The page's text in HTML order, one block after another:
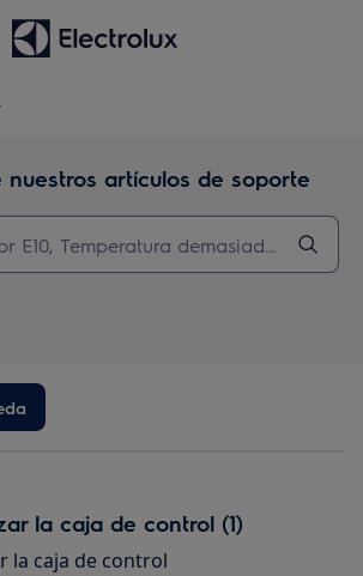
nuestros artículos de soporte
la caja de control (1)
la caja de control